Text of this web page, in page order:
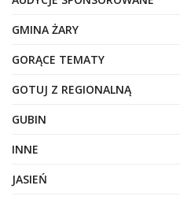
GMINA ŻARY
GORĄCE TEMATY
GOTUJ Z REGIONALNĄ
GUBIN
INNE
JASIEŃ